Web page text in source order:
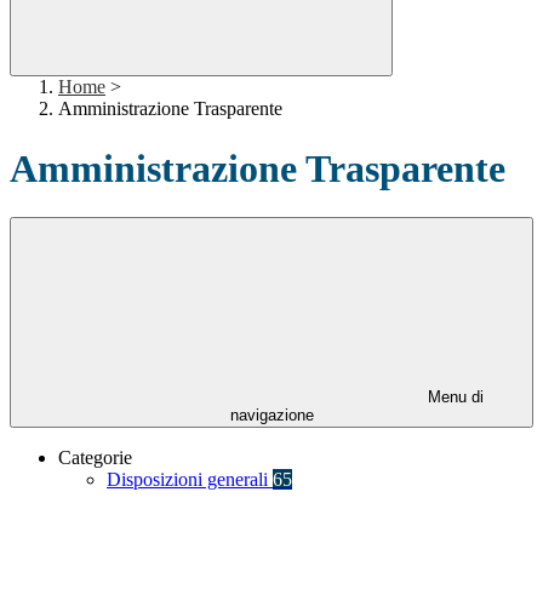
Home >
Amministrazione Trasparente
Amministrazione Trasparente
Menu di
navigazione
Categorie
Disposizioni generali 65